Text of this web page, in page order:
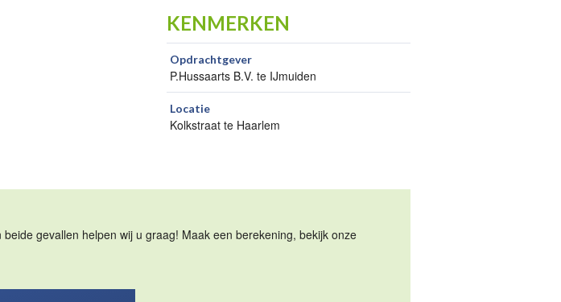
KENMERKEN
Opdrachtgever
P.Hussaarts B.V. te IJmuiden
Locatie
Kolkstraat te Haarlem
gevallen helpen wij u graag! Maak een berekening, bekijk onze